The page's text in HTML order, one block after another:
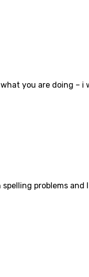
you are doing – i
problems and